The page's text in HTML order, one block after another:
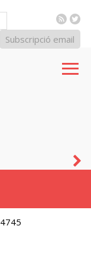
RSS
Subscripció email